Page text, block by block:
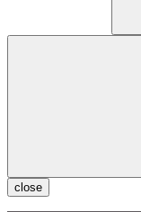
close